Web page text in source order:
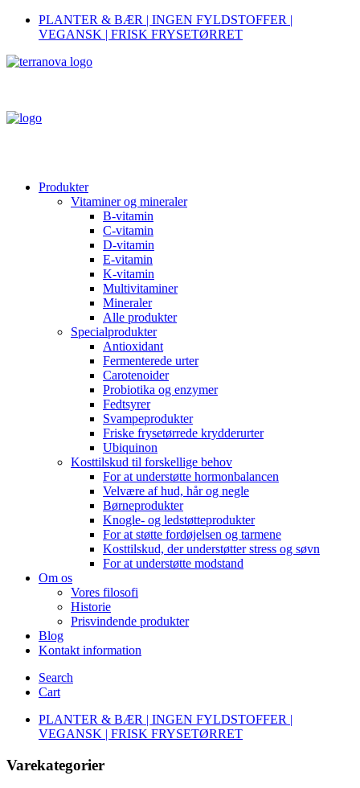
PLANTER & BÆR | INGEN FYLDSTOFFER |
VEGANSK | FRISK FRYSETØRRET
Produkter
Vitaminer og mineraler
B-vitamin
C-vitamin
D-vitamin
E-vitamin
K-vitamin
Multivitaminer
Mineraler
Alle produkter
Specialprodukter
Antioxidant
Fermenterede urter
Carotenoider
Probiotika og enzymer
Fedtsyrer
Svampeprodukter
Friske frysetørrede krydderurter
Ubiquinon
Kosttilskud til forskellige behov
For at understøtte hormonbalancen
Velvære af hud, hår og negle
Børneprodukter
Knogle- og ledstøtteprodukter
For at støtte fordøjelsen og tarmene
Kosttilskud, der understøtter stress og søvn
For at understøtte modstand
Om os
Vores filosofi
Historie
Prisvindende produkter
Blog
Kontakt information
Search
Cart
PLANTER & BÆR | INGEN FYLDSTOFFER |
VEGANSK | FRISK FRYSETØRRET
Varekategorier